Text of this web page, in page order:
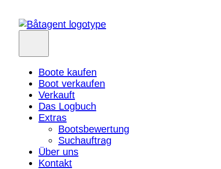
Boote kaufen
Boot verkaufen
Verkauft
Das Logbuch
Extras
Bootsbewertung
Suchauftrag
Über uns
Kontakt